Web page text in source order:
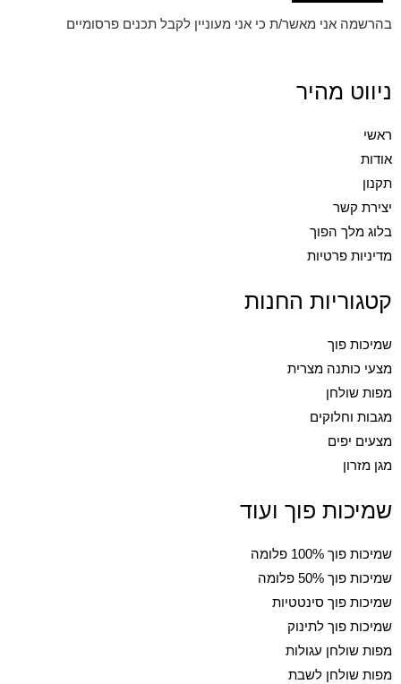
בהרשמה אני מאשר/ת כי אני מעוניין לקבל תכנים פרסומיים
ניווט מהיר
ראשי
אודות
תקנון
יצירת קשר
בלוג מלך הפוך
מדיניות פרטיות
קטגוריות החנות
שמיכות פוך
מצעי כותנה מצרית
מפות שולחן
מגבות וחלוקים
מצעים יפים
מגן מזרון
שמיכות פוך ועוד
שמיכות פוך 100% פלומה
שמיכות פוך 50% פלומה
שמיכות פוך סינטטיות
שמיכות פוך לתינוק
מפות שולחן עגולות
מפות שולחן לשבת